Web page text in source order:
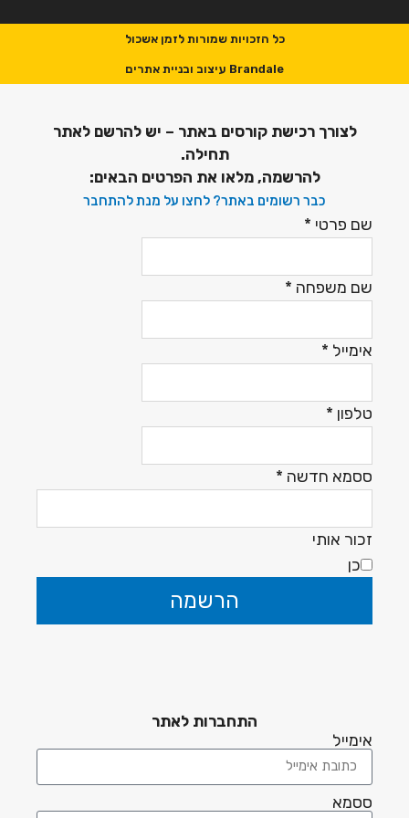
כל הזכויות שמורות לזמן אשכול
Brandale עיצוב ובניית אתרים
לצורך רכישת קורסים באתר – יש להרשם לאתר
תחילה.
להרשמה, מלאו את הפרטים הבאים:
כבר רשומים באתר? לחצו על מנת להתחבר
שם פרטי *
שם משפחה *
אימייל *
טלפון *
ססמא חדשה *
זכור אותי
כן
הרשמה
התחברות לאתר
אימייל
ססמא